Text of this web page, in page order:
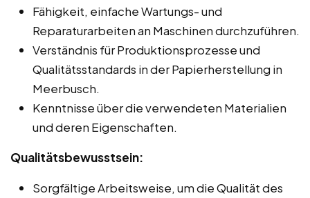
Fähigkeit, einfache Wartungs- und
Reparaturarbeiten an Maschinen durchzuführen.
Verständnis für Produktionsprozesse und
Qualitätsstandards in der Papierherstellung in
Meerbusch.
Kenntnisse über die verwendeten Materialien
und deren Eigenschaften.
Qualitätsbewusstsein:
Sorgfältige Arbeitsweise, um die Qualität des